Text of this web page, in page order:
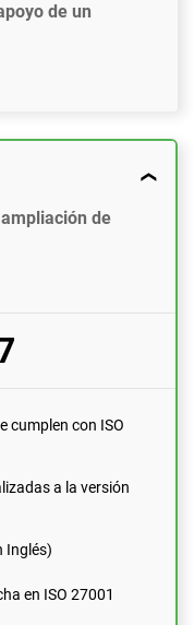
de un
con ISO
experto en ISO
completos)
de
cumplen con ISO
a la versión
Inglés)
en ISO 27001